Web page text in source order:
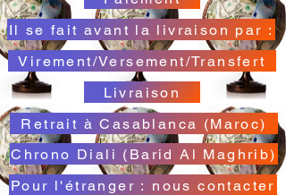
Virement/Versement/Transfert
Livraison
Retrait à Casablanca (Maroc)
Il se fait avant la livraison par :
Chrono Diali (Barid Al Maghrib)
Pour l'étranger : nous contacter